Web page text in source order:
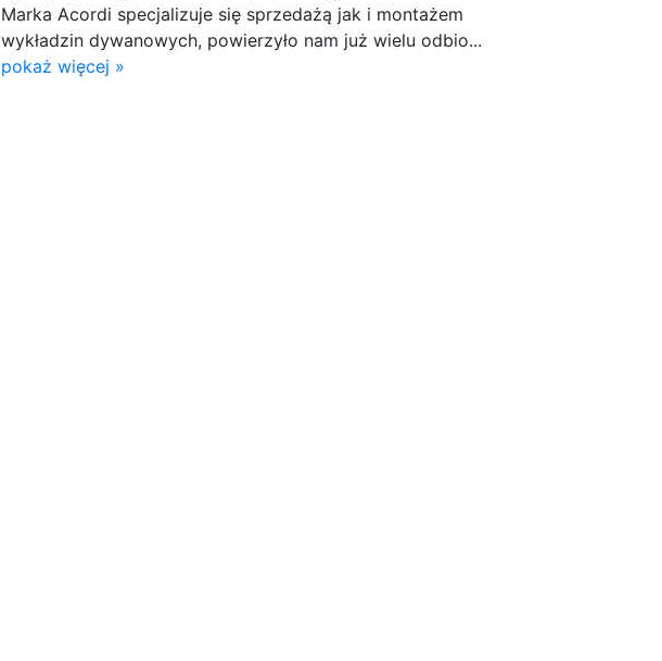
Marka Acordi specjalizuje się sprzedażą jak i montażem
wykładzin dywanowych, powierzyło nam już wielu odbio...
pokaż więcej »